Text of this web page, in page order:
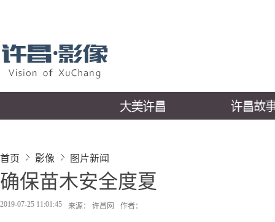
首页 影像 图片新闻
确保苗木安全度夏
2019-07-25 11:01:45 来源： 许昌网 作者：